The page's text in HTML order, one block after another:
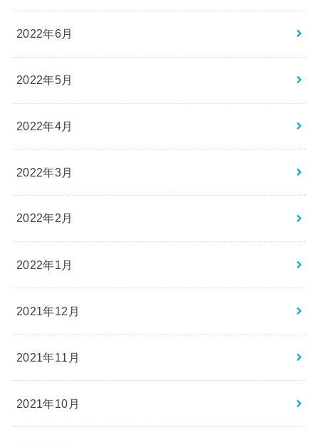
2022年6月
2022年5月
2022年4月
2022年3月
2022年2月
2022年1月
2021年12月
2021年11月
2021年10月